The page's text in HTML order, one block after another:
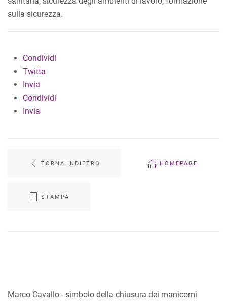
sulla sicurezza.
Condividi
Twitta
Invia
Condividi
Invia
TORNA INDIETRO HOMEPAGE
STAMPA
Marco Cavallo - simbolo della chiusura dei manicomi